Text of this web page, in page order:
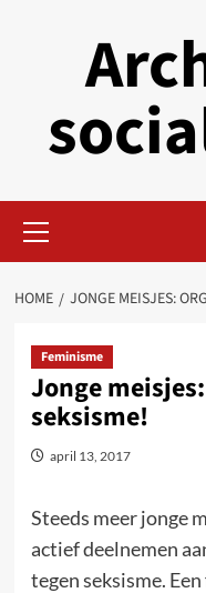
Menu
HOME JONGE MEISJES:
Feminisme
Jonge
seksisme!
april 13, 2017
Steeds meer jonge
actief deelnemen
tegen seksisme.